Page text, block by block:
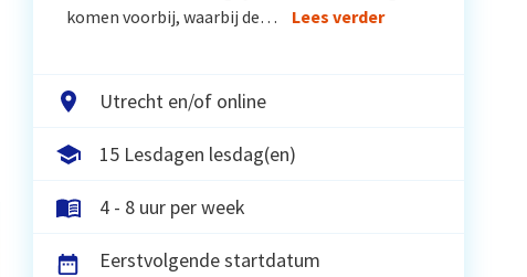
komen voorbij, waarbij de…
Lees verder
Utrecht en/of online
15 Lesdagen lesdag(en)
4 - 8 uur per week
Eerstvolgende startdatum